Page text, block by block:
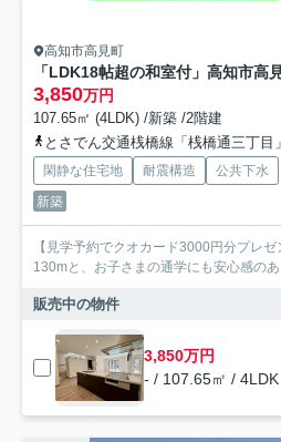
高知市高見町
3,850万円
107.65㎡ (4LDK) /新築 /2階建
とさでん交通桟橋線「桟橋通三丁目
閑静な住宅地 耐震構造
公共下水
新築
【見学予約でクオカード3000円分プレ
130mと、お子さまの通学にも安心感の
販売中の物件
3,850万円
- / 107.65㎡ / 4LDK